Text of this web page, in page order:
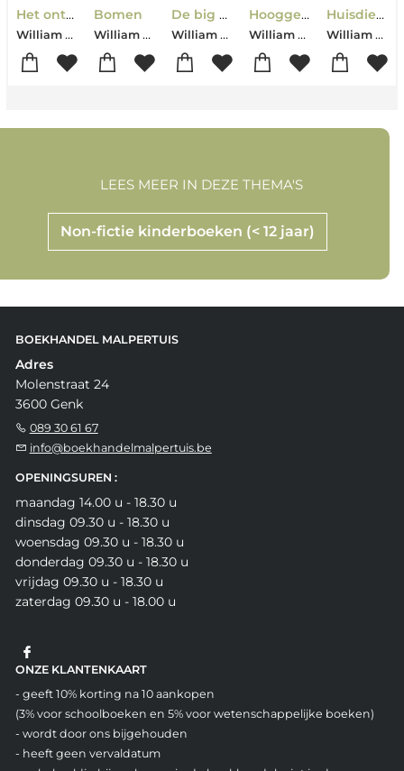
Het ontstaan van de mens
William Van Den Akker
Bomen
William van den Akker
De big five
William Van den Akker
Hooggebergten
William van den Akker
Huisdieren
William Van den Akker
Non-fictie kinderboeken (< 12 jaar)
LEES MEER IN DEZE THEMA'S
BOEKHANDEL MALPERTUIS
Adres
Molenstraat 24
3600 Genk
089 30 61 67
info@boekhandelmalpertuis.be
OPENINGSUREN :
maandag 14.00 u - 18.30 u
dinsdag 09.30 u - 18.30 u
woensdag 09.30 u - 18.30 u
donderdag 09.30 u - 18.30 u
vrijdag 09.30 u - 18.30 u
zaterdag 09.30 u - 18.00 u
ONZE KLANTENKAART
- geeft 10% korting na 10 aankopen
(3% voor schoolboeken en 5% voor wetenschappelijke boeken)
- wordt door ons bijgehouden
- heeft geen vervaldatum